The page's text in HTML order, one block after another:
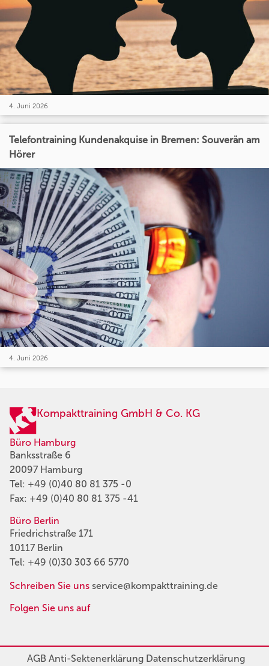
4. Juni 2026
Telefontraining Kundenakquise in Bremen: Souverän am
Hörer
4. Juni 2026
Kompakttraining GmbH & Co. KG
Büro Hamburg
Banksstraße 6
20097 Hamburg
Tel: +49 (0)40 80 81 375 -0
Fax: +49 (0)40 80 81 375 -41
Büro Berlin
Friedrichstraße 171
10117 Berlin
Tel: +49 (0)30 303 66 5770
Schreiben Sie uns service@kompakttraining.de
Folgen Sie uns auf
AGBAnti-SektenerklärungDatenschutzerklärung